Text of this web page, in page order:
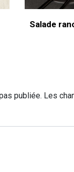
Salade
publiée. Les